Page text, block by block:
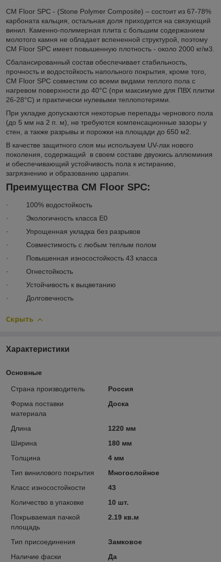
CM Floor SPC - (Stone Polymer Composite) – состоит из 67-78%
карбоната кальция, остальная доля приходится на связующий
винил. Каменно-полимерная плита с большим содержанием
молотого камня не обладает вспененной структурой, поэтому
CM Floor SPC имеет повышенную плотность - около 2000 кг/м3.
Cбалансированный состав обеспечивает стабильность,
прочность и водостойкость напольного покрытия, кроме того,
CM Floor SPC совместим со всеми видами теплого пола с
нагревом поверхности до 40°С (при максимуме для ПВХ плитки
26-28°С) и практически нулевыми теплопотерями.
При укладке допускаются некоторые перепады чернового пола
(до 5 мм на 2 п. м), не требуются компенсационные зазоры у
стен, а также разрывы и порожки на площади до 650 м2.
В качестве защитного слоя мы используем UV-лак нового
поколения, содержащий в своем составе двуокись аллюминия
и обеспечивающий устойчивость пола к истиранию,
загрязнению и образованию царапин.
Преимущества CM Floor SPC:
· 100% водостойкость
· Экологичность класса Е0
· Упрощенная укладка без разрывов
· Совместимость с любым теплым полом
· Повышенная износостойкость 43 класса
· Огнестойкость
· Устойчивость к выцветанию
· Долговечность
Скрыть
Характеристики
Основные
Страна производитель
Россия
Форма поставки
материала
Доска
Длина
1220 мм
Ширина
180 мм
Толщина
4 мм
Тип винилового покрытия
Многослойное
Класс износостойкости
43
Количество в упаковке
10 шт.
Покрываемая пачкой
площадь
2.19 кв.м
Тип присоединения
Замковое
Наличие фаски
Да